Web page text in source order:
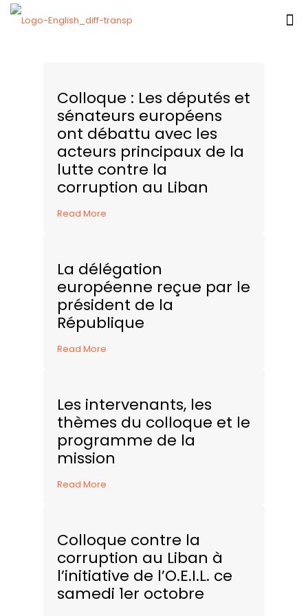
Colloque : Les députés et
sénateurs européens
ont débattu avec les
acteurs principaux de la
lutte contre la
corruption au Liban
Read More
La délégation
européenne reçue par le
président de la
République
Read More
Les intervenants, les
thèmes du colloque et le
programme de la
mission
Read More
Colloque contre la
corruption au Liban à
l’initiative de l’O.E.I.L. ce
samedi 1er octobre